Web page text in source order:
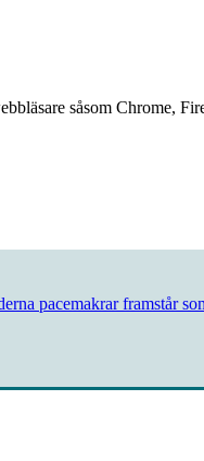
såsom Chrome,
pacemakrar framstår